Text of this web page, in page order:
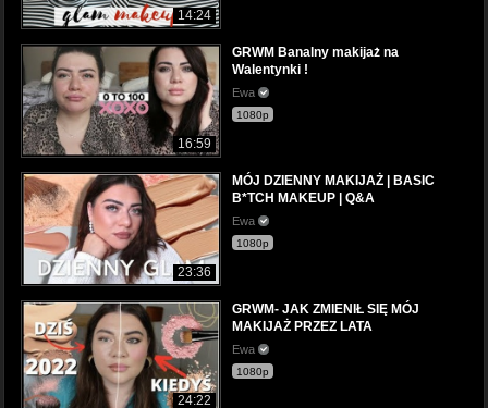
14:24
16:59
GRWM Banalny makijaż na
Walentynki !
Ewa
1080p
23:36
MÓJ DZIENNY MAKIJAŻ | BASIC
B*TCH MAKEUP | Q&A
Ewa
1080p
24:22
GRWM- JAK ZMIENIŁ SIĘ MÓJ
MAKIJAŻ PRZEZ LATA
Ewa
1080p